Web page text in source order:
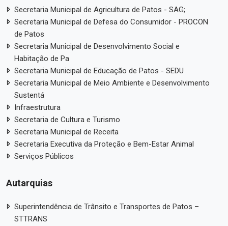
Secretaria Municipal de Agricultura de Patos - SAG;
Secretaria Municipal de Defesa do Consumidor - PROCON
de Patos
Secretaria Municipal de Desenvolvimento Social e
Habitação de Pa
Secretaria Municipal de Educação de Patos - SEDU
Secretaria Municipal de Meio Ambiente e Desenvolvimento
Sustentá
Infraestrutura
Secretaria de Cultura e Turismo
Secretaria Municipal de Receita
Secretaria Executiva da Proteção e Bem-Estar Animal
Serviços Públicos
Autarquias
Superintendência de Trânsito e Transportes de Patos –
STTRANS